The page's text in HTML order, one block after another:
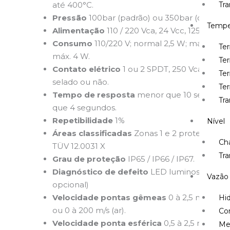
Nível
Vazão
até 400°C.
Pressão 100bar (padrão) ou 350bar (opcional)
Alimentação 110 / 220 Vca, 24 Vcc, 125 ou
Consumo 110/220 V; normal 2,5 W; máx. 5W
máx. 4 W.
Contato elétrico 1 ou 2 SPDT, 250 Vca – até
selado ou não.
Tempo de resposta menor que 10
que 4 segundos.
Repetibilidade 1%
Áreas classificadas Zonas 1 e 2 proteção Ex
TÜV 12.0031 X
Grau de proteção IP65 / IP66 / IP67.
Diagnóstico de defeito LED luminoso
opcional)
Velocidade pontas gêmeas 0 à 2,5 m/s
ou 0 à 200 m/s (ar).
Velocidade ponta esférica 0,5 à 2,5 m/s